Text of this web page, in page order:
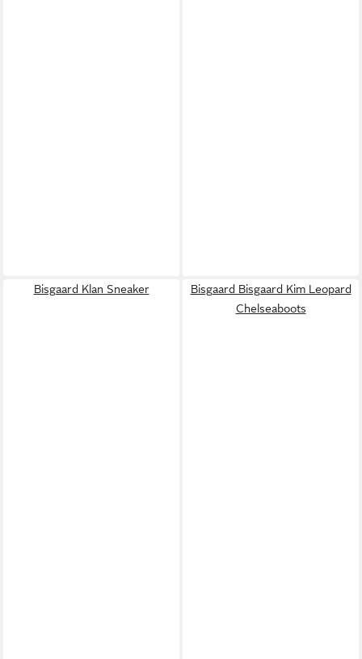
Bisgaard Klan Sneaker
Bisgaard Bisgaard Kim Leopard
Chelseaboots